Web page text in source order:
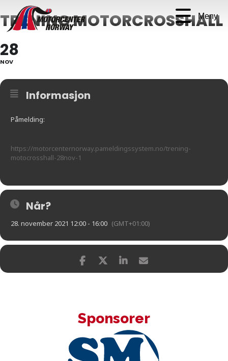
Meny
TRENING MOTORCROSSHALL
28
NOV
Informasjon
Påmelding:
https://motorcenternorway.pameldingssystem.no/trening-
motocrosshall-28nov-1
Når?
28. november 2021 12:00 - 16:00 (GMT+01:00)
Sponsorer